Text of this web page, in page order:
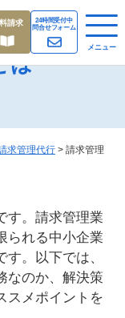
請求
24時間受付中
問合せフォーム
メニュー
は
求管理代行> 請求管理
す。請求管理業
られる中小企業
。以下では、
なのか、解決策
スメポイントを